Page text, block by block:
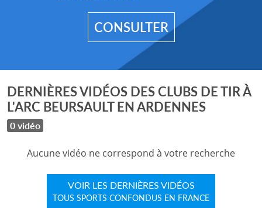
CONSULTER
DERNIÈRES VIDÉOS DES CLUBS DE TIR À
L'ARC BEURSAULT EN ARDENNES
0 vidéo
Aucune vidéo ne correspond à votre recherche
VOIR LES DERNIÈRES VIDÉOS
TOUS SPORTS CONFONDUS EN FRANCE